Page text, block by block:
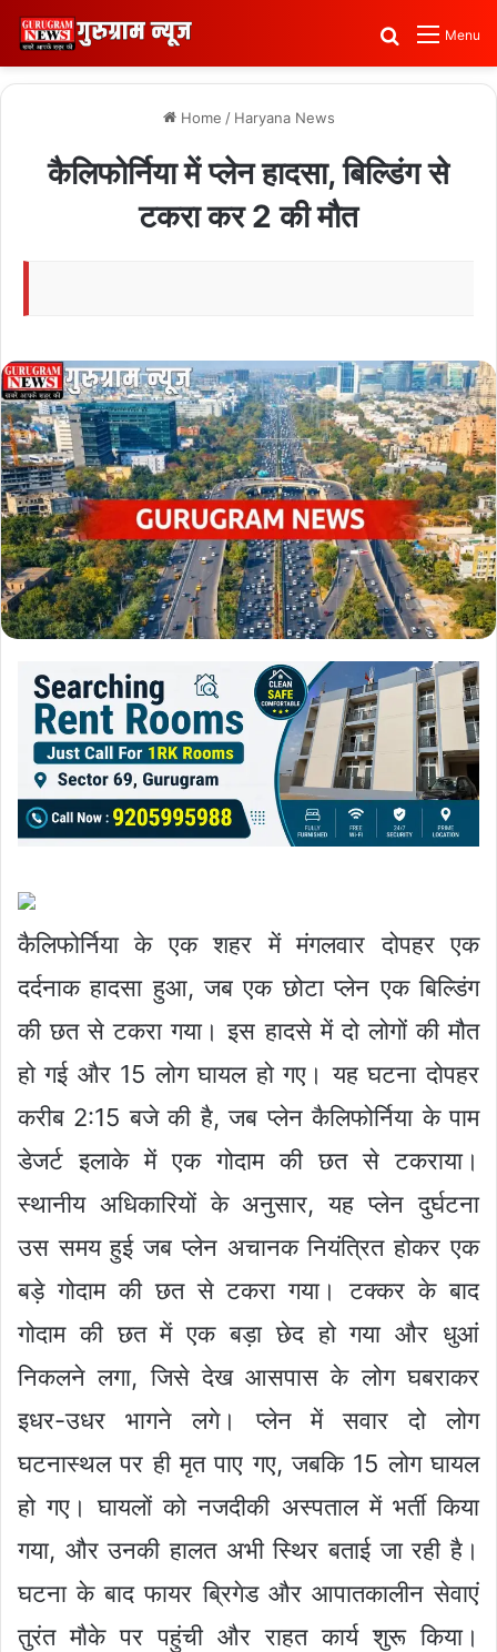
Menu
Search for
Home / Haryana News
कैलिफोर्निया में प्लेन हादसा, बिल्डिंग से
टकरा कर 2 की मौत
कैलिफोर्निया के एक शहर में मंगलवार दोपहर एक
दर्दनाक हादसा हुआ, जब एक छोटा प्लेन एक बिल्डिंग
की छत से टकरा गया। इस हादसे में दो लोगों की मौत
हो गई और 15 लोग घायल हो गए। यह घटना दोपहर
करीब 2:15 बजे की है, जब प्लेन कैलिफोर्निया के पाम
डेजर्ट इलाके में एक गोदाम की छत से टकराया।
स्थानीय अधिकारियों के अनुसार, यह प्लेन दुर्घटना
उस समय हुई जब प्लेन अचानक नियंत्रित होकर एक
बड़े गोदाम की छत से टकरा गया। टक्कर के बाद
गोदाम की छत में एक बड़ा छेद हो गया और धुआं
निकलने लगा, जिसे देख आसपास के लोग घबराकर
इधर-उधर भागने लगे। प्लेन में सवार दो लोग
घटनास्थल पर ही मृत पाए गए, जबकि 15 लोग घायल
हो गए। घायलों को नजदीकी अस्पताल में भर्ती किया
गया, और उनकी हालत अभी स्थिर बताई जा रही है।
घटना के बाद फायर ब्रिगेड और आपातकालीन सेवाएं
तुरंत मौके पर पहुंची और राहत कार्य शुरू किया।